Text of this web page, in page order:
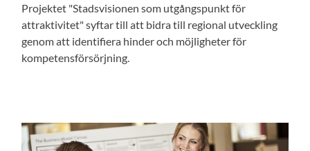
Projektet "Stadsvisionen som utgångspunkt för
attraktivitet" syftar till att bidra till regional utveckling
genom att identifiera hinder och möjligheter för
kompetensförsörjning.